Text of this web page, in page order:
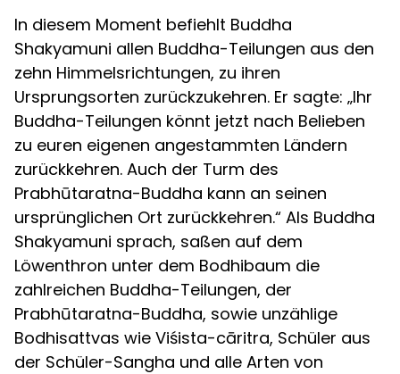
In diesem Moment befiehlt Buddha
Shakyamuni allen Buddha-Teilungen aus den
zehn Himmelsrichtungen, zu ihren
Ursprungsorten zurückzukehren. Er sagte: „Ihr
Buddha-Teilungen könnt jetzt nach Belieben
zu euren eigenen angestammten Ländern
zurückkehren. Auch der Turm des
Prabhūtaratna-Buddha kann an seinen
ursprünglichen Ort zurückkehren.“ Als Buddha
Shakyamuni sprach, saßen auf dem
Löwenthron unter dem Bodhibaum die
zahlreichen Buddha-Teilungen, der
Prabhūtaratna-Buddha, sowie unzählige
Bodhisattvas wie Viśista-cāritra, Schüler aus
der Schüler-Sangha und alle Arten von